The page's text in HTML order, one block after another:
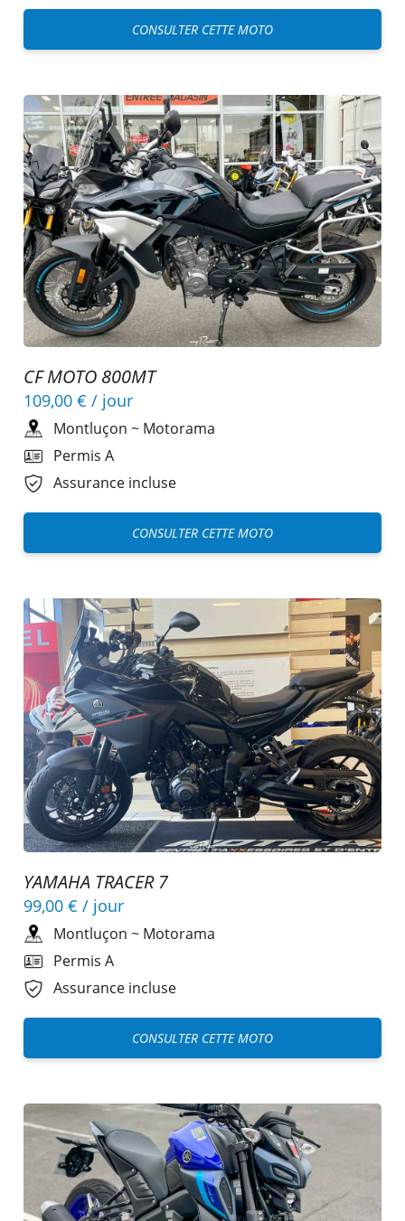
CONSULTER CETTE MOTO
CF MOTO 800MT
109,00 € / jour
Montluçon ~ Motorama
Permis A
Assurance incluse
CONSULTER CETTE MOTO
YAMAHA TRACER 7
99,00 € / jour
Montluçon ~ Motorama
Permis A
Assurance incluse
CONSULTER CETTE MOTO